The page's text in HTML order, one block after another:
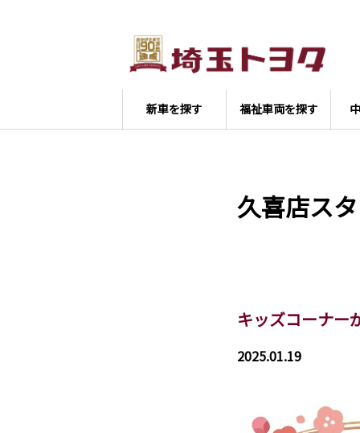
新車を探す 福祉車両を探す
久喜店ス
キッズコーナー
2025.01.19